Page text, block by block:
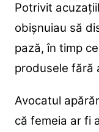
Potrivit
obișnuiau să
pază, în timp
produsele fără
Avocatul
că femeia ar fi